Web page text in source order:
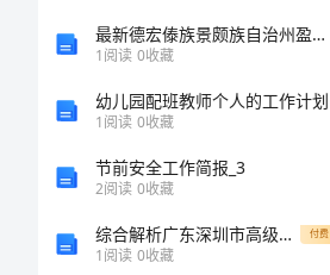
最新德宏傣族景颇族自治州盈江县中级社会工作者考试《社会工作综合能力》最后冲刺试题完整版
1阅读 0收藏
幼儿园配班教师个人的工作计划
1阅读 0收藏
节前安全工作简报_3
2阅读 0收藏
综合解析广东深圳市高级中学数学人教版七年级下册数据的收集、整理与描述专项训练试卷（含答案解析） 付费
1阅读 0收藏